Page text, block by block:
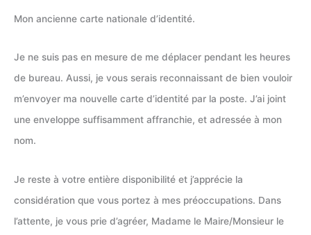
Mon ancienne carte nationale d’identité.
Je ne suis pas en mesure de me déplacer pendant les heures
de bureau. Aussi, je vous serais reconnaissant de bien vouloir
m’envoyer ma nouvelle carte d’identité par la poste. J’ai joint
une enveloppe suffisamment affranchie, et adressée à mon
nom.
Je reste à votre entière disponibilité et j’apprécie la
considération que vous portez à mes préoccupations. Dans
l’attente, je vous prie d’agréer, Madame le Maire/Monsieur le